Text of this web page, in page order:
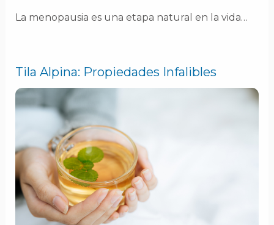
La menopausia es una etapa natural en la vida…
Tila Alpina: Propiedades Infalibles